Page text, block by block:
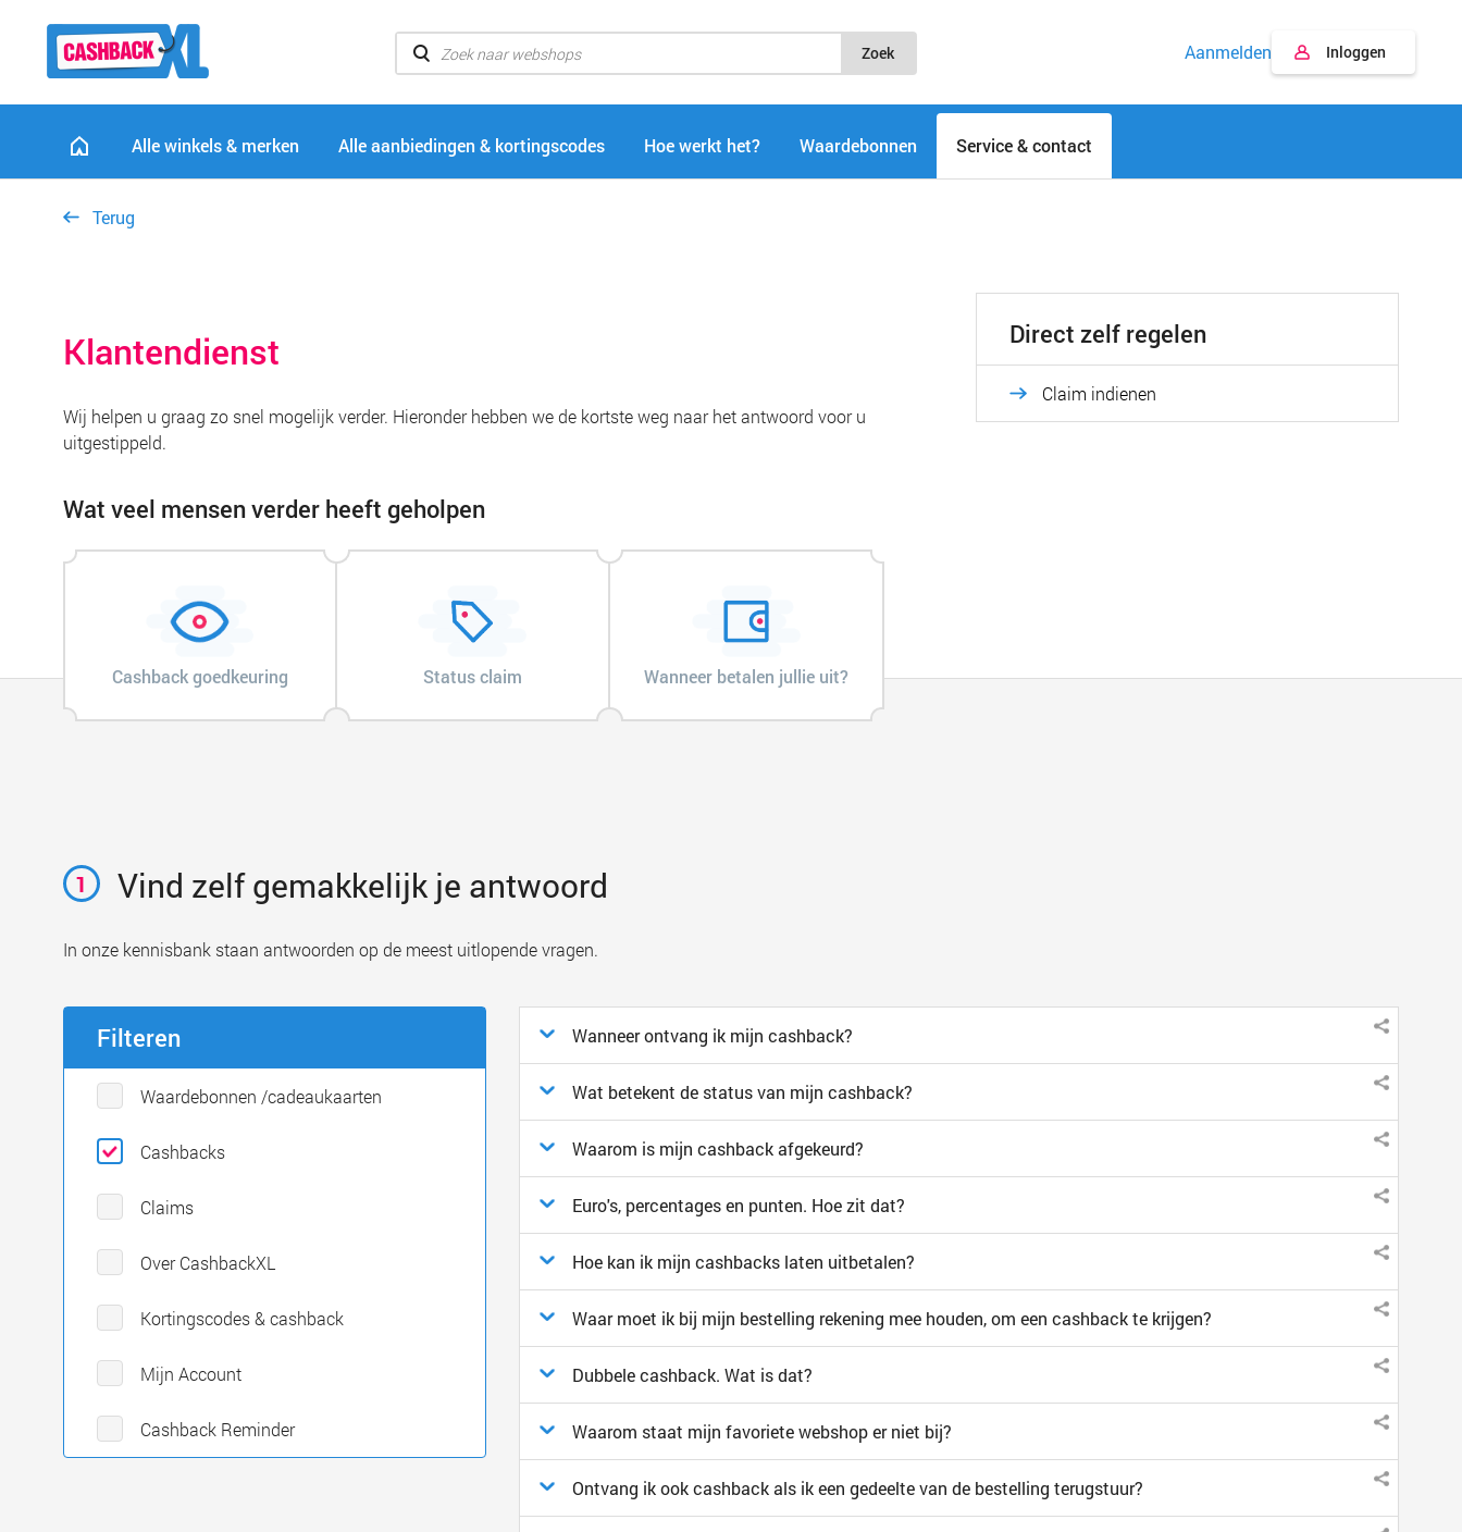
Zoek Aanmelden Inloggen
Alle winkels & merken Alle aanbiedingen & kortingscodes Hoe werkt het? Waardebonnen Service & contact
Terug
Klantendienst
Wij helpen u graag zo snel mogelijk verder. Hieronder hebben we de kortste weg naar het antwoord voor u
uitgestippeld.
Wat veel mensen verder heeft geholpen
Cashback goedkeuring Status claim Wanneer betalen jullie uit?
Direct zelf regelen
Claim indienen
1 Vind zelf gemakkelijk je antwoord
In onze kennisbank staan antwoorden op de meest uitlopende vragen.
Filteren
Waardebonnen /cadeaukaarten
Cashbacks
Claims
Over CashbackXL
Kortingscodes & cashback
Mijn Account
Cashback Reminder
Wanneer ontvang ik mijn cashback?
Wat betekent de status van mijn cashback?
Waarom is mijn cashback afgekeurd?
Euro's, percentages en punten. Hoe zit dat?
Hoe kan ik mijn cashbacks laten uitbetalen?
Waar moet ik bij mijn bestelling rekening mee houden, om een cashback te krijgen?
Dubbele cashback. Wat is dat?
Waarom staat mijn favoriete webshop er niet bij?
Ontvang ik ook cashback als ik een gedeelte van de bestelling terugstuur?